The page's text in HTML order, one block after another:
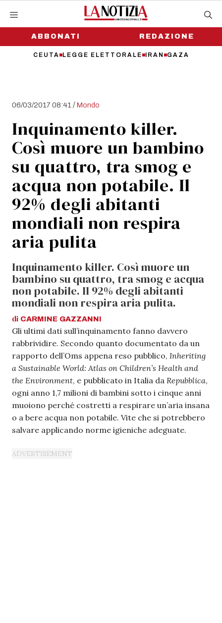
contenutoABBONATI
CEUTA LEGGE ELETTORALE IRAN GAZA
REDAZIONE
06/03/2017 08:41 /Mondo
Inquinamento killer.
Così muore un bambino
su quattro, tra smog e
acqua non potabile. Il
92% degli abitanti
mondiali non respira
aria pulita
Inquinamento killer. Così muore un
bambino su quattro, tra smog e acqua
non potabile. Il 92% degli abitanti
mondiali non respira aria pulita.
di CARMINE GAZZANNI
Gli ultimi dati sull’inquinamento fanno davvero
rabbrividire. Secondo quanto documentato da un
rapporto dell’Oms appena reso pubblico, Inheriting
a Sustainable World: Atlas on Children’s Health and
the Environment, e pubblicato in Italia da Repubblica,
ogni anno 1,7 milioni di bambini sotto i cinque anni
muoiono perché costretti a respirare un’aria insana
o a bere acqua non potabile. Vite che si potrebbero
salvare applicando norme igieniche adeguate.